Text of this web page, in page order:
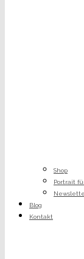
Shop
Portrait
Blog
Kontakt